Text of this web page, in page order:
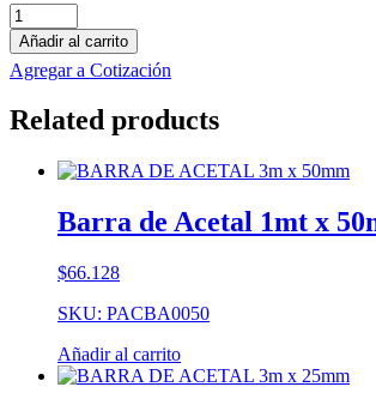
Barra
de
Technyl
1mt
32mm
cantidad
Añadir al carrito
Agregar a Cotización
Related products
Barra de Acetal 1mt x
$66.128
SKU: PACBA0050
Añadir al carrito